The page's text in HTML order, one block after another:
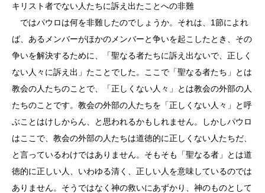
キリスト者でない人たちに訴え出たことへの非難
ではパウロは何を非難したのでしょうか。それは、1節によれ
ば、あるメンバーがほかのメンバーと争いを起こしたとき、その
争いを解決するために、「聖なる者たちに訴え出ないで、正しく
ない人々に訴え出」たことでした。ここで「聖なる者たち」とは
教会の人たちのことで、「正しくない人々」とは教会の外部の人
たちのことです。教会の外部の人たちを「正しくない人々」と呼
ぶことはけしからん、と思われるかもしれません。しかしパウロ
はここで、教会の外部の人たちは道徳的に正しくない人たちだ、
と言っているわけではありません。そもそも「聖なる者」とは道
徳的に正しい人、いわゆる清く、正しい人を意味しているのでは
ありません。そうではなく神の救いにあずかり、神のものとして